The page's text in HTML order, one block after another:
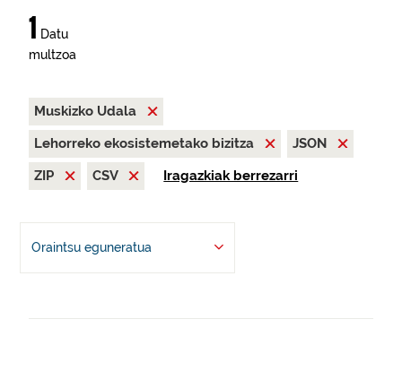
1 Datu
multzoa
Muskizko Udala
Lehorreko ekosistemetako bizitza
JSON
ZIP
CSV Iragazkiak berrezarri
Oraintsu eguneratua